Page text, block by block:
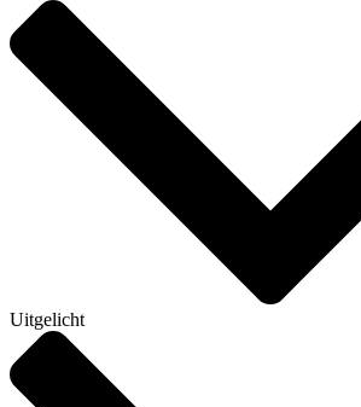
Uitgelicht